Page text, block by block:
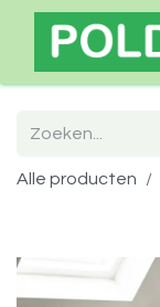
Alle producten